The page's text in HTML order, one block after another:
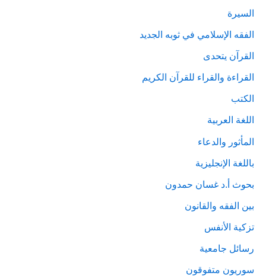
السيرة
الفقه الإسلامي في ثوبه الجديد
القرآن يتحدى
القراءة والقراء للقرآن الكريم
الكتب
اللغة العربية
المأثور والدعاء
باللغة الإنجليزية
بحوث أ.د غسان حمدون
بين الفقه والقانون
تزكية الأنفس
رسائل جامعية
سوريون متفوقون